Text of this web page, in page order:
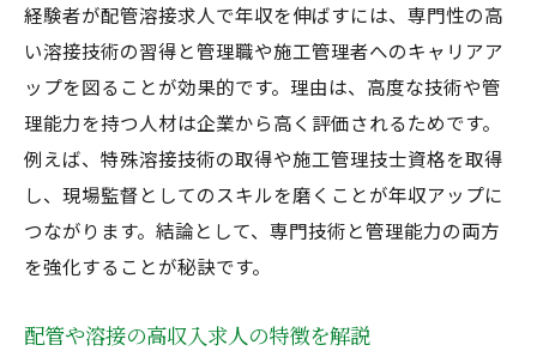
経験者が配管溶接求人で年収を伸ばすには、専門性の高
い溶接技術の習得と管理職や施工管理者へのキャリアア
ップを図ることが効果的です。理由は、高度な技術や管
理能力を持つ人材は企業から高く評価されるためです。
例えば、特殊溶接技術の取得や施工管理技士資格を取得
し、現場監督としてのスキルを磨くことが年収アップに
つながります。結論として、専門技術と管理能力の両方
を強化することが秘訣です。
配管や溶接の高収入求人の特徴を解説